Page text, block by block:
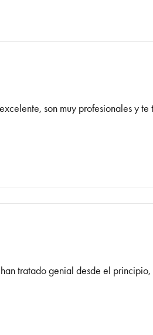
son muy profesionales y
tratado genial desde el